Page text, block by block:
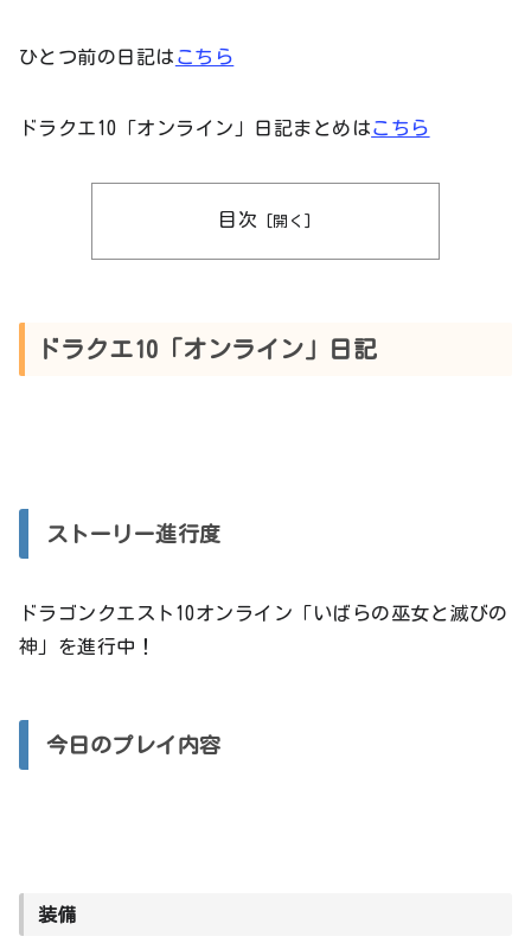
ひとつ前の日記は こちら
ドラクエ10「オンライン」日記まとめはこちら
目次
ドラクエ10「オンライン」日記
ストーリー進行度
ドラゴンクエスト10オンライン「いばらの巫女と滅びの
神」を進行中！
今日のプレイ内容
装備